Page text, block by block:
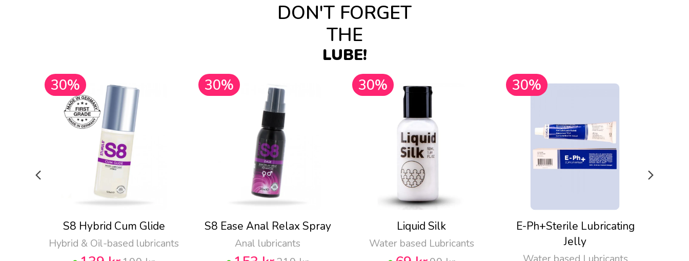
DON'T FORGET
THE
LUBE!
30%
S8 Hybrid Cum Glide
Hybrid & Oil-based lubricants
30%
S8 Ease Anal Relax Spray
Anal lubricants
30%
Liquid Silk
Water based Lubricants
30%
E-Ph+Sterile Lubricating
Jelly